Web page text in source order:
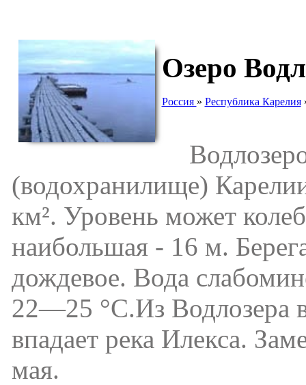
Озеро
Россия » Республика Карелия
(водохранилище)
км². Уровень может
наибольшая - 16 м.
дождевое. Вода
22—25 °С.Из Водлозера
впадает река Илекса.
мая.